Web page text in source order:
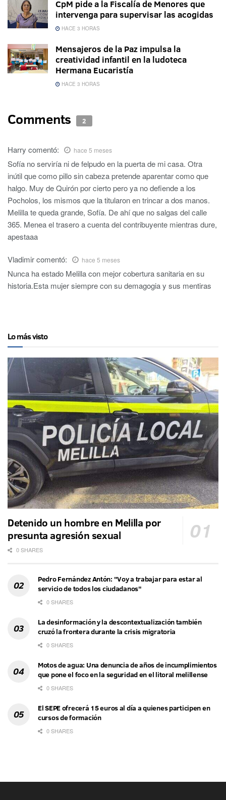
CpM pide a la Fiscalía de Menores que
intervenga para supervisar las acogidas
HACE 3 HORAS
Mensajeros de la Paz impulsa la
creatividad infantil en la ludoteca
Hermana Eucaristía
HACE 3 HORAS
Comments 2
Harry comentó: hace 5 meses
Sofía no serviría ni de felpudo en la puerta de mi casa. Otra
inútil que como pillo sin cabeza pretende aparentar como que
halgo. Muy de Quirón por cierto pero ya no defiende a los
Pocholos, los mismos que la titularon en trincar a dos manos.
Melilla te queda grande, Sofía. De ahí que no salgas del calle
365. Menea el trasero a cuenta del contribuyente mientras dure,
apestaaa
Vladimircomentó: hace 5 meses
Nunca ha estado Melilla con mejor cobertura sanitaria en su
historia.Esta mujer siempre con su demagogia y sus mentiras
Lo más visto
Detenido un hombre en Melilla por
presunta agresión sexual
0 SHARES
Pedro Fernández Antón: "Voy a trabajar para estar al
servicio de todos los ciudadanos"
0 SHARES
La desinformación y la descontextualización también
cruzó la frontera durante la crisis migratoria
0 SHARES
Motos de agua: Una denuncia de años de incumplimientos
que pone el foco en la seguridad en el litoral melillense
0 SHARES
El SEPE ofrecerá 15 euros al día a quienes participen en
cursos de formación
0 SHARES